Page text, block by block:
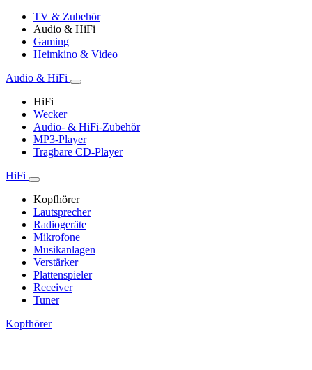
TV & Zubehör
Audio & HiFi
Gaming
Heimkino & Video
Audio & HiFi
HiFi
Wecker
Audio- & HiFi-Zubehör
MP3-Player
Tragbare CD-Player
HiFi
Kopfhörer
Lautsprecher
Radiogeräte
Mikrofone
Musikanlagen
Verstärker
Plattenspieler
Receiver
Tuner
Kopfhörer